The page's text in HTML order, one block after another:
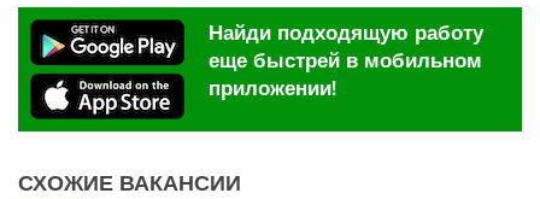
Найди подходящую работу
еще быстрей в мобильном
приложении!
СХОЖИЕ ВАКАНСИИ